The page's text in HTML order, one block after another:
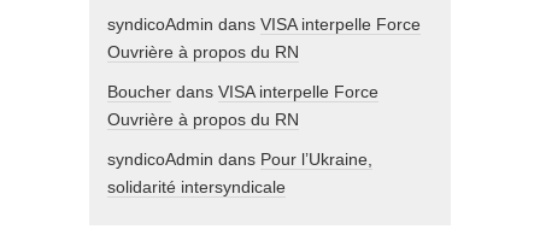
syndicoAdmin dans VISA interpelle Force
Ouvrière à propos du RN
Boucher dans VISA interpelle Force
Ouvrière à propos du RN
syndicoAdmin dans Pour l’Ukraine,
solidarité intersyndicale